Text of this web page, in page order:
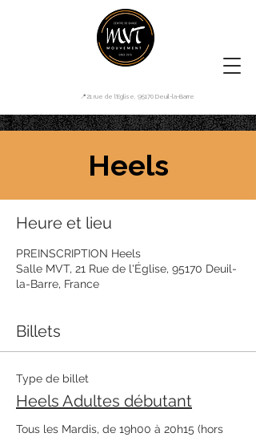
📍21 rue de l'Eglise, 95170 Deuil-la-Barre
Heels
Heure et lieu
PREINSCRIPTION Heels
Salle MVT, 21 Rue de l'Église, 95170 Deuil-
la-Barre, France
Billets
Type de billet
Heels Adultes débutant
Tous les Mardis, de 19h00 à 20h15 (hors